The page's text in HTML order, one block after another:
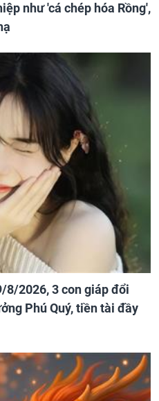
như 'cá chép hóa Rồng',
8/2026, 3 con giáp đổi
Phú Quý, tiền tài đầy